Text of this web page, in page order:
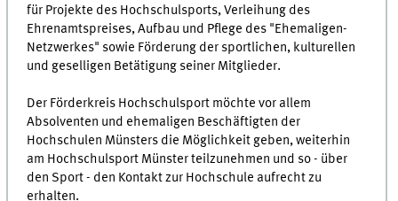
für Projekte des Hochschulsports, Verleihung des
Ehrenamtspreises, Aufbau und Pflege des "Ehemaligen-
Netzwerkes" sowie Förderung der sportlichen, kulturellen
und geselligen Betätigung seiner Mitglieder.
Der Förderkreis Hochschulsport möchte vor allem
Absolventen und ehemaligen Beschäftigten der
Hochschulen Münsters die Möglichkeit geben, weiterhin
am Hochschulsport Münster teilzunehmen und so - über
den Sport - den Kontakt zur Hochschule aufrecht zu
erhalten.